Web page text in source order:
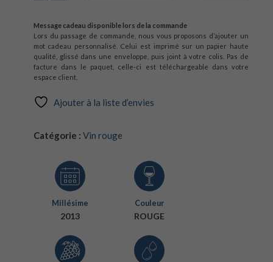
Message cadeau disponible lors de la commande
Lors du passage de commande, nous vous proposons d’ajouter un
mot cadeau personnalisé. Celui est imprimé sur un papier haute
qualité, glissé dans une enveloppe, puis joint à votre colis. Pas de
facture dans le paquet, celle-ci est téléchargeable dans votre
espace client.
Ajouter à la liste d’envies
Catégorie : Vin rouge
Millésime
2013
Couleur
ROUGE